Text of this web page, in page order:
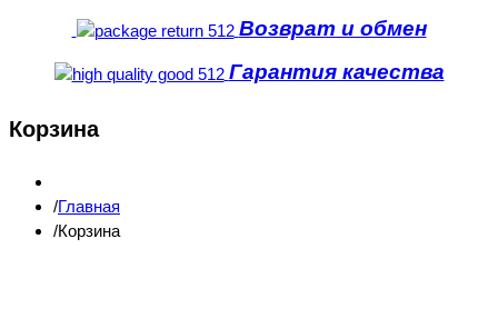
Возврат и обмен
Гарантия качества
Корзина
Главная
Корзина